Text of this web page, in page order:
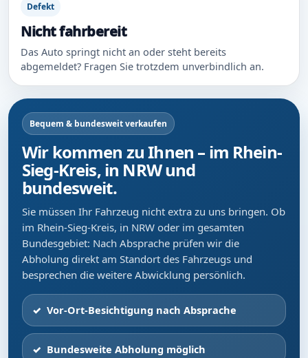
Defekt
Nicht fahrbereit
Das Auto springt nicht an oder steht bereits
abgemeldet? Fragen Sie trotzdem unverbindlich an.
Bequem & bundesweit verkaufen
Wir kommen zu Ihnen – im Rhein-
Sieg-Kreis, in NRW und
bundesweit.
Sie müssen Ihr Fahrzeug nicht extra zu uns bringen. Ob
im Rhein-Sieg-Kreis, in NRW oder im gesamten
Bundesgebiet: Nach Absprache prüfen wir die
Abholung direkt am Standort des Fahrzeugs und
besprechen die weitere Abwicklung persönlich.
Vor-Ort-Besichtigung nach Absprache
Bundesweite Abholung möglich